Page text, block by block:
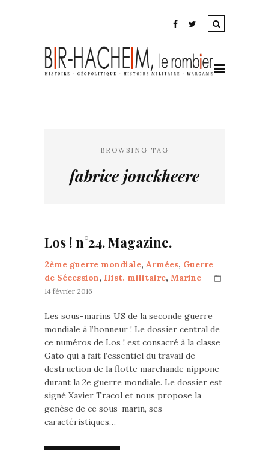
BROWSING TAG
fabrice jonckheere
Los ! n°24. Magazine.
2ème guerre mondiale, Armées, Guerre
de Sécession, Hist. militaire, Marine
14 février 2016
Les sous-marins US de la seconde guerre
mondiale à l’honneur ! Le dossier central de
ce numéros de Los ! est consacré à la classe
Gato qui a fait l’essentiel du travail de
destruction de la flotte marchande nippone
durant la 2e guerre mondiale. Le dossier est
signé Xavier Tracol et nous propose la
genèse de ce sous-marin, ses
caractéristiques…